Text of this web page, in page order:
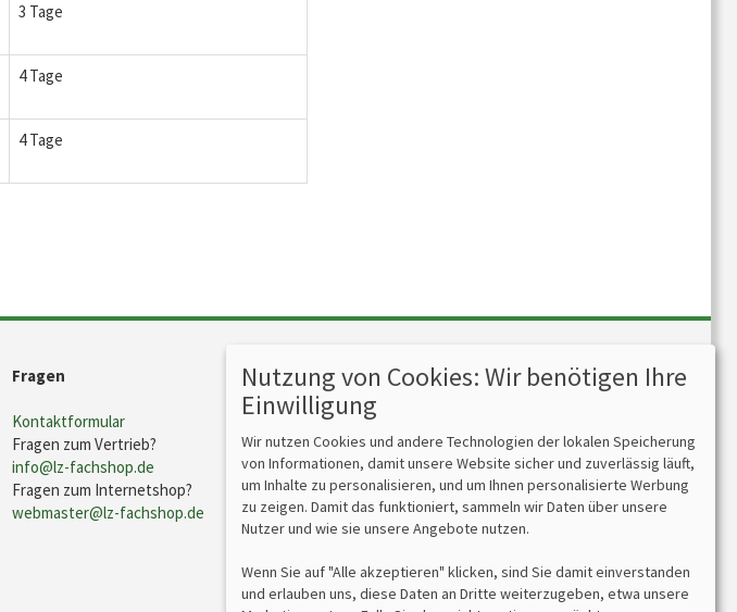
3 Tage
4 Tage
4 Tage
Fragen
Kontaktformular
Fragen zum Vertrieb?
info@lz-fachshop.de
Fragen zum Internetshop?
webmaster@lz-fachshop.de
Kontakt
bits&paper GmbH
Sonnenstr. 6
85764 Oberschleißheim
Tel 089/315 70 30
Fax 089/315 33 45
Nutzung von Cookies: Wir benötigen Ihre
Einwilligung
Wir nutzen Cookies und andere Technologien der lokalen Speicherung
von Informationen, damit unsere Website sicher und zuverlässig läuft,
um Inhalte zu personalisieren, und um Ihnen personalisierte Werbung
zu zeigen. Damit das funktioniert, sammeln wir Daten über unsere
Nutzer und wie sie unsere Angebote nutzen.
Wenn Sie auf "Alle akzeptieren" klicken, sind Sie damit einverstanden
und erlauben uns, diese Daten an Dritte weiterzugeben, etwa unsere